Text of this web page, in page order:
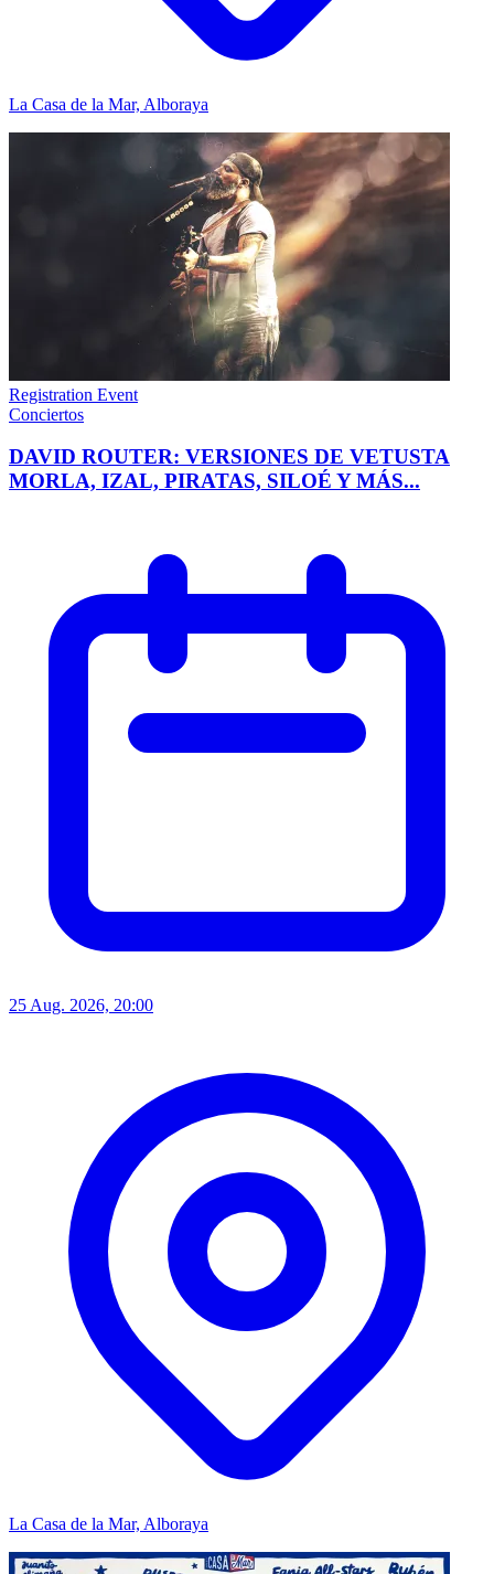
La Casa de la Mar, Alboraya
Registration Event
Conciertos
DAVID ROUTER: VERSIONES DE VETUSTA
MORLA, IZAL, PIRATAS, SILOÉ Y MÁS...
25 Aug. 2026, 20:00
La Casa de la Mar, Alboraya